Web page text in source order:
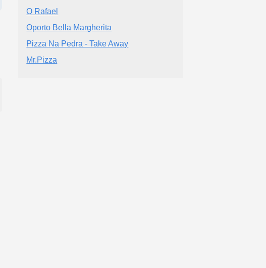
O Rafael
Oporto Bella Margherita
Pizza Na Pedra - Take Away
Mr.Pizza